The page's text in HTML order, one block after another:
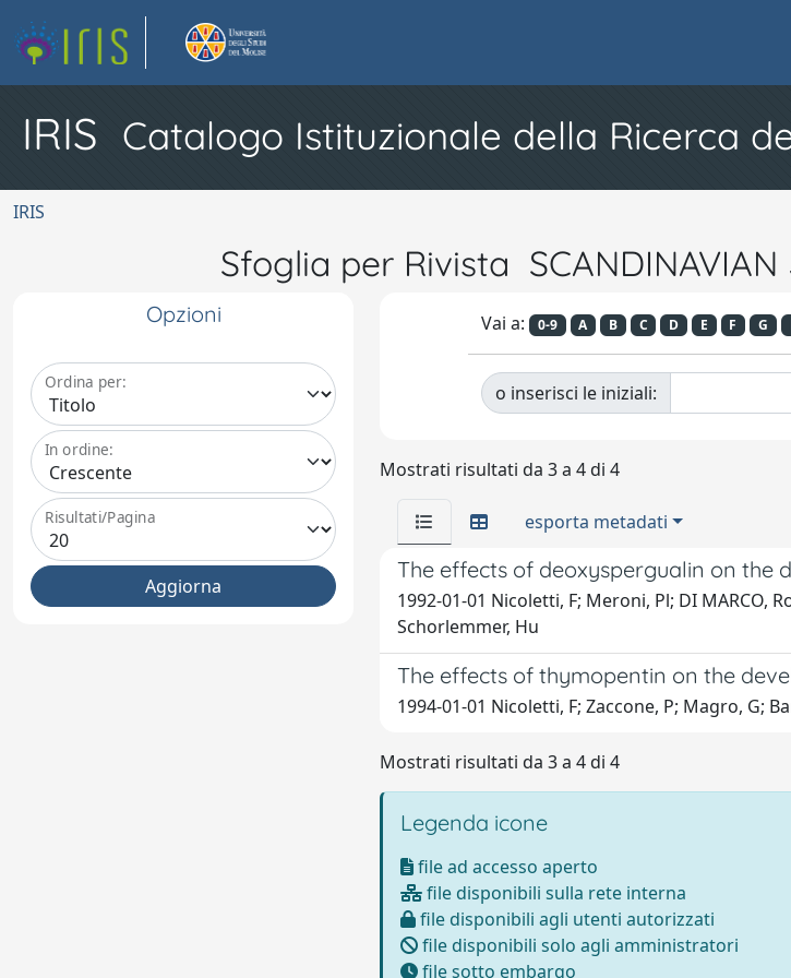
IRIS Catalogo Istituzionale della Ricerca
IRIS
Sfoglia per Rivista SCANDINAVIAN
Opzioni
Ordina per:
In ordine:
Risultati/Pagina
Vai a: 0-9 A B C D E F G
o inserisci le iniziali:
Mostrati risultati da 3 a 4 di 4
esporta metadati
The effects of deoxyspergualin on the
1992-01-01 Nicoletti, F; Meroni, Pl; DI MARCO,
Schorlemmer, Hu
The effects of thymopentin on the
1994-01-01 Nicoletti, F; Zaccone, P; Magro, G;
Mostrati risultati da 3 a 4 di 4
Legenda icone
file ad accesso aperto
file disponibili sulla rete interna
file disponibili agli utenti autorizzati
file disponibili solo agli amministratori
file sotto embargo